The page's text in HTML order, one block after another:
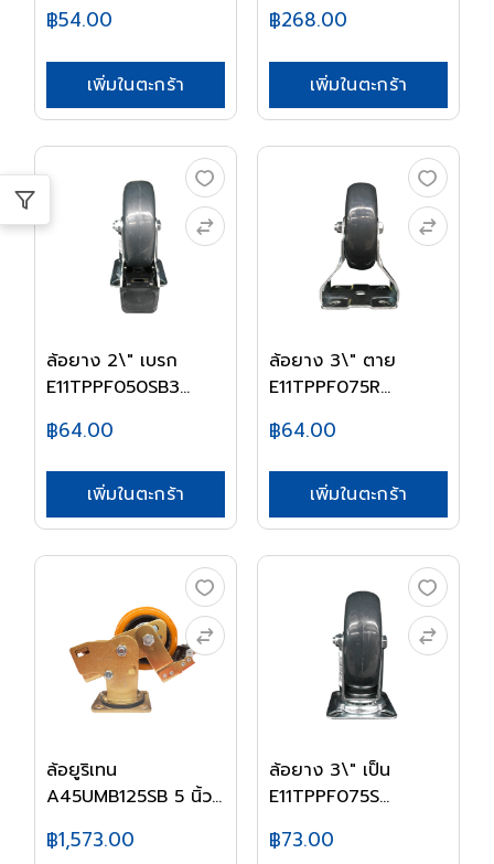
฿54.00
เพิ่มในตะกร้า
฿268.00
เพิ่มในตะกร้า
ล้อยาง 2\" เบรก
E11TPPF050SB3
฿64.00
เพิ่มในตะกร้า
ล้อยาง 3\" ตาย
E11TPPF075R
฿64.00
เพิ่มในตะกร้า
ล้อยูริเทน
A45UMB125SB 5 นิ้ว
฿1,573.00
ล้อยาง 3\" เป็น
E11TPPF075S
฿73.00